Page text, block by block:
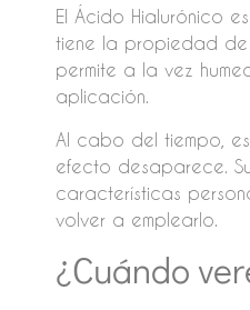
El Ácido Hialurónico
tiene la propiedad de
permite a la vez
aplicación.
Al cabo del tiempo,
efecto desaparece.
características
volver a emplearlo.
¿Cuándo